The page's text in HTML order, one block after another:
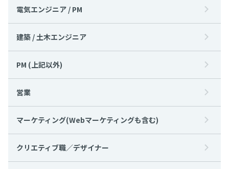
電気エンジニア / PM
建築 / 土木エンジニア
PM (上記以外)
営業
マーケティング(Webマーケティングも含む)
クリエティブ職／デザイナー